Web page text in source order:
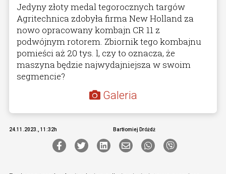
Jedyny złoty medal tegorocznych targów
Agritechnica zdobyła firma New Holland za
nowo opracowany kombajn CR 11 z
podwójnym rotorem. Zbiornik tego kombajnu
pomieści aż 20 tys. l, czy to oznacza, że
maszyna będzie najwydajniejsza w swoim
segmencie?
Galeria
24.11.2023., 11:32h Bartłomiej Dróżdż